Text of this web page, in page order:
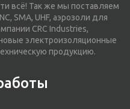
всё! Так же мы поставляем
SMA, UHF, аэрозоли для
CRC Industries,
электроизоляционные
продукцию.